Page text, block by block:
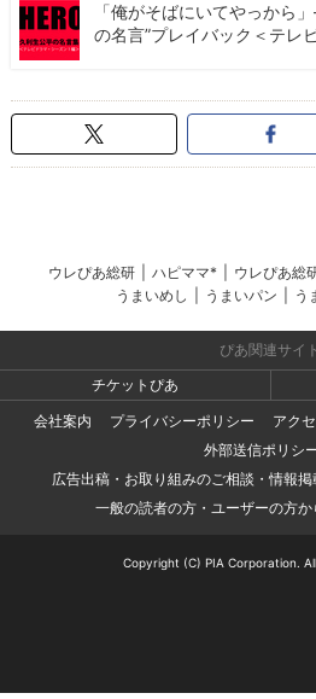
「俺がそばにいてやっから
の名言”プレイバック＜テレ
ウレぴあ総研 ハピママ* ウレぴあ総
うまいめし
うまいパン う
ぴあ関連サイト
チケットぴあ
会社案内
プライバシーポリシー
アク
外部送信ポリシ
広告出稿・お取り組みのご相談・情報
一般の読者の方・ユーザーの方
Copyright (C) PIA Corporation.